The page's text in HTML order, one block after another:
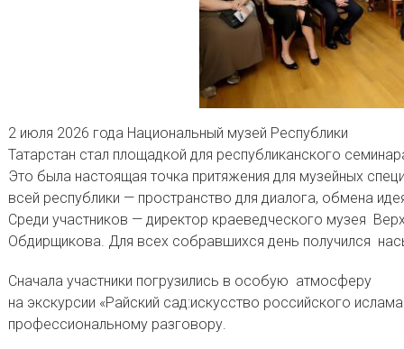
2 июля 2026 года Национальный музей Республики
Татарстан стал площадкой для республиканского
Это была настоящая точка притяжения для музейных
всей республики — пространство для диалога, обмена
Среди участников — директор краеведческого музея
Обдирщикова. Для всех собравшихся день получился
Сначала участники погрузились в особую атмосферу
на экскурсии «Райский сад:искусство российского
профессиональному разговору.